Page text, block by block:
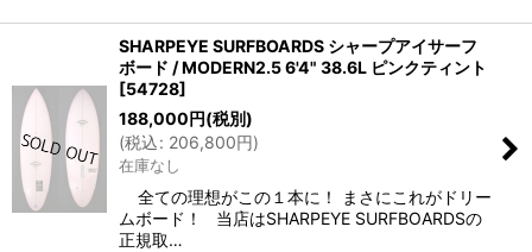
SHARPEYE SURFBOARDS シャープアイサーフ
ボード / MODERN2.5 6'4" 38.6L ピンクティント
[54728]
188,000円(税別)
(税込: 206,800円)
在庫なし
全ての理想がこの１本に！ まさにこれがドリー
ムボード！ 当店はSHARPEYE SURFBOARDSの
正規取…